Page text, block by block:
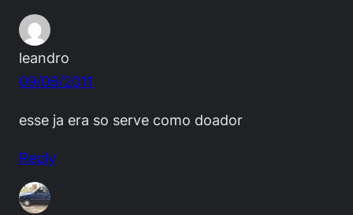
leandro
09/06/2011
esse ja era so serve como doador
Reply